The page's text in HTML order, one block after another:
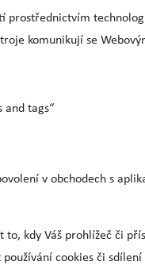
prostřednictvím
komunikují se
and tags“
v obchodech s
kdy Váš prohlížeč či
cookies či